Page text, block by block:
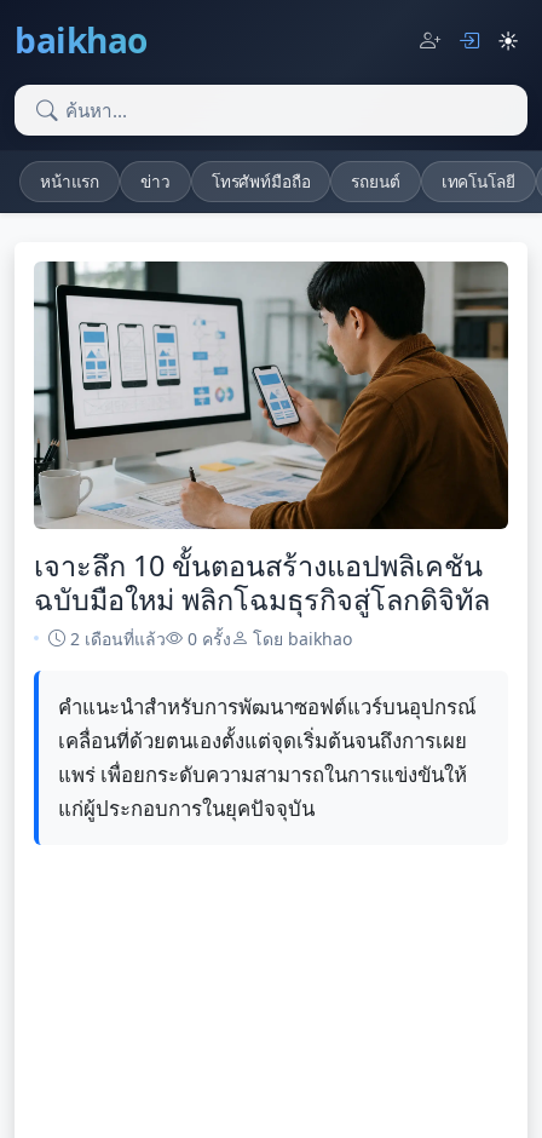
baikhao ☀️
หน้าแรก ข่าว โทรศัพท์มือถือ รถยนต์ เทคโนโลยี
เจาะลึก 10 ขั้นตอนสร้างแอปพลิเคชัน
ฉบับมือใหม่ พลิกโฉมธุรกิจสู่โลกดิจิทัล
2 เดือนที่แล้ว 0 ครั้ง โดย baikhao
คำแนะนำสำหรับการพัฒนาซอฟต์แวร์บนอุปกรณ์
เคลื่อนที่ด้วยตนเองตั้งแต่จุดเริ่มต้นจนถึงการเผย
แพร่ เพื่อยกระดับความสามารถในการแข่งขันให้
แก่ผู้ประกอบการในยุคปัจจุบัน